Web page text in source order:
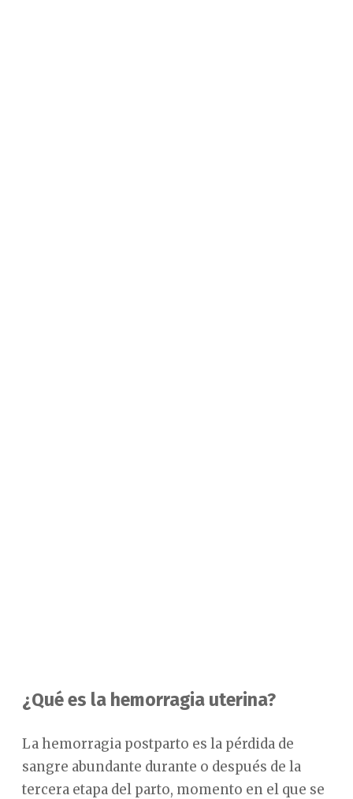
¿Qué es la hemorragia uterina?
La hemorragia postparto es la pérdida de
sangre abundante durante o después de la
tercera etapa del parto, momento en el que se